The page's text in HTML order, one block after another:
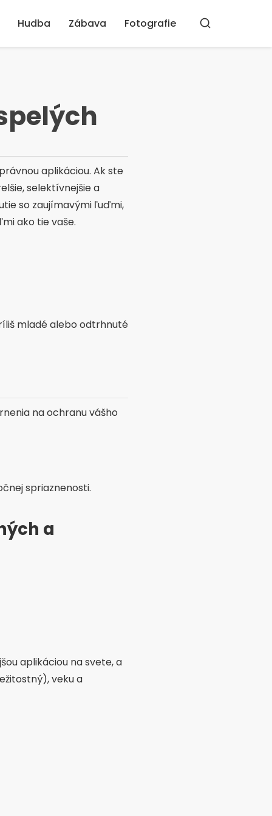
Hudba Zábava Fotografie Vyhľadávanie
aplikáciou. Ak ste
selektívnejšie a
so zaujímavými ľuďmi,
ako tie vaše.
mladé alebo odtrhnuté
na ochranu vášho
spriaznenosti.
a
aplikáciou na svete, a
veku a